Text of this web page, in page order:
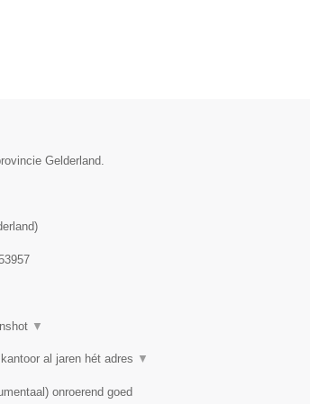
Gelderland.
)
▼
al jaren hét adres ▼
onroerend goed